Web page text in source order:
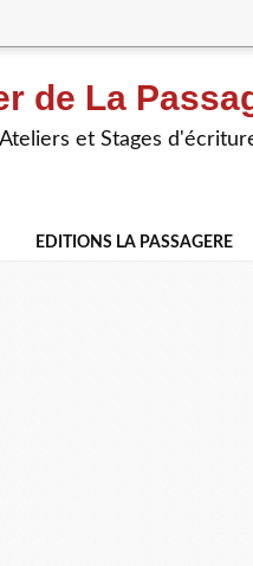
de La
et Stages
EDITIONS LA PASSAGERE